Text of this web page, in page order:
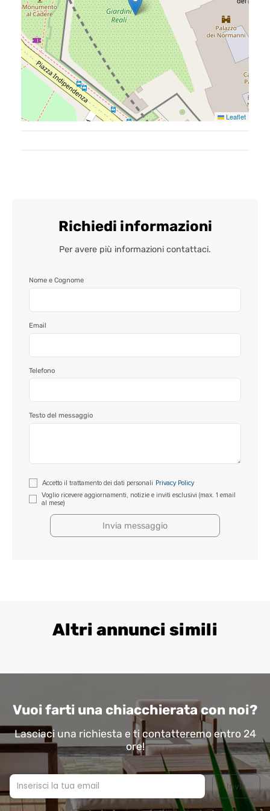
Il team
Formula BRAVA
Servizi per i clienti
Servizi per gli agenti Leaflet
Richiedi informazioni
Per avere più informazioni contattaci.
Nome e Cognome
Email
Telefono
Testo del messaggio
prega
vuoto
Accetto il trattamento dei dati personali
Privacy Policy
Voglio ricevere aggiornamenti, notizie e inviti esclusivi (max. 1 email
al mese)
Altri annunci simili
Vuoi farti una chiacchierata con noi?
Lasciaci una richiesta e ti contatteremo entro 24
ore!